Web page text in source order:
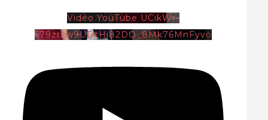
Vidéo YouTube UCikWr-
579zrzw9UDtHi82DQ_8Mk76MnFyvo